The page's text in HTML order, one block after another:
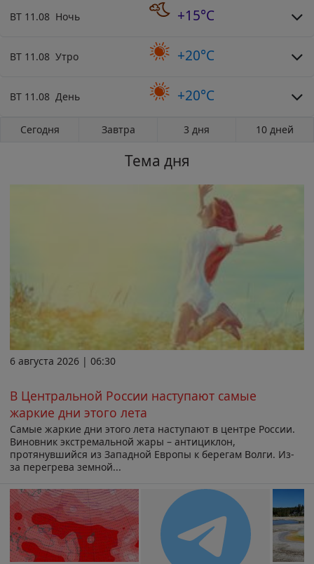
ВТ 11.08 Ночь +15°C
ВТ 11.08 Утро +20°C
ВТ 11.08 День +20°C
Сегодня Завтра 3 дня 10 дней
Тема дня
6 августа 2026 | 06:30
В Центральной России наступают самые
жаркие дни этого лета
Самые жаркие дни этого лета наступают в центре России.
Виновник экстремальной жары – антициклон,
протянувшийся из Западной Европы к берегам Волги. Из-
за перегрева земной...